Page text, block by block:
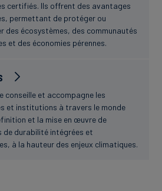
certifiés. Ils offrent des avantages
permettant de protéger ou
des écosystèmes, des communautés
et des économies pérennes.
conseille et accompagne les
et institutions à travers le monde
et la mise en œuvre de
de durabilité intégrées et
à la hauteur des enjeux climatiques.